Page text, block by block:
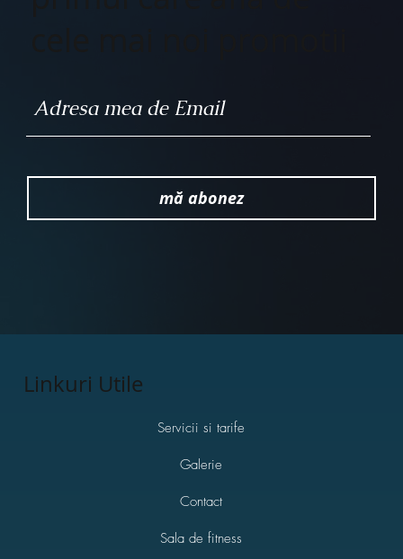
mă abonez
Linkuri Utile
Servicii si tarife
Galerie
Contact
Sala de fitness